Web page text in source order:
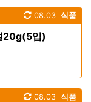
식품
08.03
20g(5입)
식품
08.03